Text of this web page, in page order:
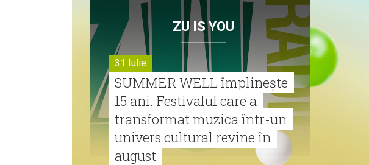
ZU IS YOU
31 Iulie
SUMMER WELL împlinește
15 ani. Festivalul care a
transformat muzica într-un
univers cultural revine în
august